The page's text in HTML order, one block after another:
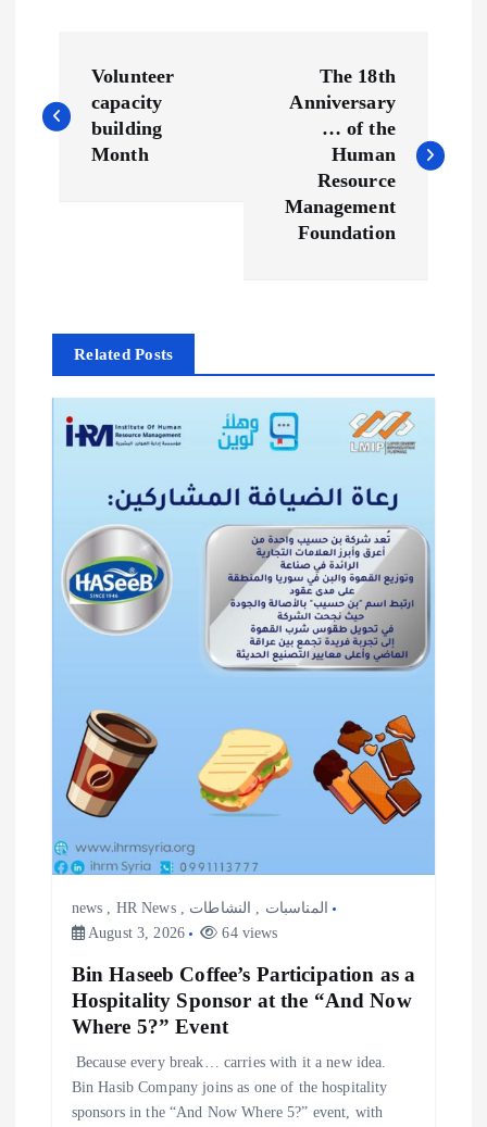
o
a
v
Volunteer
capacity
building
Month
The 18th
Anniversary
… of the
Human
Resource
Management
Foundation
Related Posts
news , HR News, المناسبات ,
النشاطات
August 3, 2026
64 views
Bin Haseeb Coffee’s Participation as a
Hospitality Sponsor at the “And Now
Where 5?” Event
‎Because every break… carries with it a new idea. ‎
‎Bin Hasib Company joins as one of the hospitality
sponsors in the “And Now Where 5?” event, with